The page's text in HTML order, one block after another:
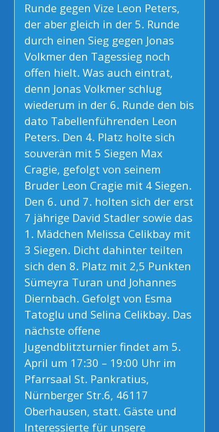
Runde gegen Vize Leon Peters,
der aber gleich in der 5. Runde
durch einen Sieg gegen Jonas
Volkmer den Tagessieg noch
offen hielt. Was auch eintrat,
denn Jonas Volkmer schlug
wiederum in der 6. Runde den bis
dato Tabellenführenden Leon
Peters. Den 4. Platz holte sich
souverän mit 5 Siegen Max
Cragie, gefolgt von seinem
Bruder Leon Cragie mit 4 Siegen.
Den 6. und 7. holten sich der erst
7 jährige David Stadler sowie das
1. Mädchen Melissa Celikbay mit
3 Siegen. Dicht dahinter teilten
sich den 8. Platz mit 2,5 Punkten
Sümeyra Turan und Johannes
Diernbach. Gefolgt von Esma
Tatoglu und Selina Celikbay. Das
nächste offene
Jugendblitzturnier findet am 5.
April um 17:30 – 19:00 Uhr im
Pfarrsaal St. Pankratius,
Nürnberger Str.6, 46117
Oberhausen, statt. Gäste und
Interessierte für unsere